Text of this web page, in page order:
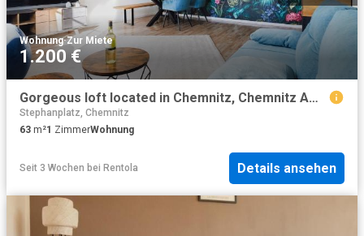
Wohnung·Zur Miete
1.200 €
Gorgeous loft located in Chemnitz, Chemnitz Amsterdam Apartments for Rent
Stephanplatz, Chemnitz
63 m²1 ZimmerWohnung
Seit 3 Wochen bei Rentola Details ansehen